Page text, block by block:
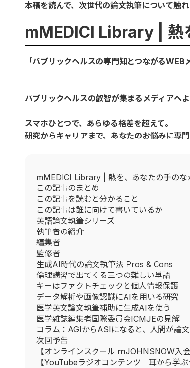
本稿を読んで、次世代の論文執筆について触れ
mMEDICI Library | 熱
「パブリックヘルスの専門知とつながるWEB
パブリックヘルスの叡智が集まるメディアへよ
スマホひとつで、あらゆる格差を超えて。
研究からキャリアまで、あなたのお悩みに専
mMEDICI Library | 熱を、あなたの手のな
この記事のまとめ
この記事を読むと分かること
この記事は誰に向けて書いているか
英語論文執筆シリーズ
執筆者の紹介
編集者
監修者
生成AI時代の論文執筆法 Pros & Cons
倫理講習で出てくる三つの難しい単語
キーはファクトチェックと個人情報保護
データ解析や画像認識にAIを用いる研究
医学英文論文執筆補助に生成AIを使う
医学雑誌編集者国際委員会ICMJEの見解
コラム：AGIからASIになると、人間が論
次回予告
【オンラインスクール ｍJOHNSNOW入
【YouTubeラジオコンテンツ 耳から学ぶ